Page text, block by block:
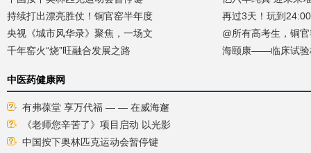
持续打出漂亮胜仗！铜官窑半年度
再过3天！玩到
央视《城市风华录》聚焦，一场文
@所有高考生，铜
千年窑火“烧”旺融合发展之路
海颐康——临床试验
中医药健康网
有弗葆堂 享万代福 — — 在威海邂
《老师您辛苦了》项目启动 以光影
中国按下奥林匹克运动会暂停键